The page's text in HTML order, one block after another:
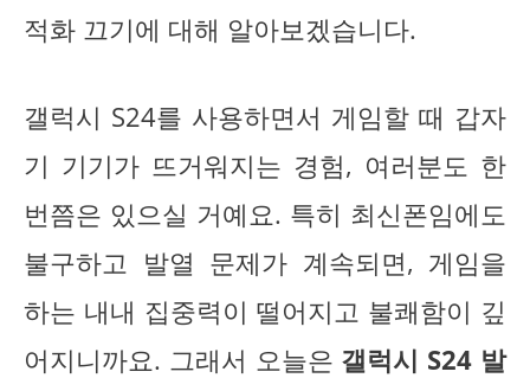
적화 끄기에 대해 알아보겠습니다.
갤럭시 S24를 사용하면서 게임할 때 갑자
기 기기가 뜨거워지는 경험, 여러분도 한
번쯤은 있으실 거예요. 특히 최신폰임에도
불구하고 발열 문제가 계속되면, 게임을
하는 내내 집중력이 떨어지고 불쾌함이 깊
어지니까요. 그래서 오늘은 갤럭시 S24 발